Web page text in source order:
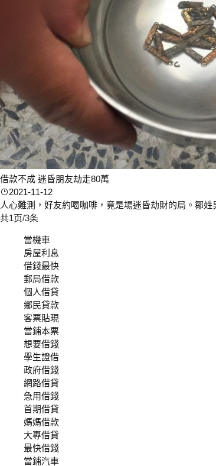
借款不成 迷昏朋友劫走80萬
2021-11-12
人心難測，好友約喝咖啡，竟是場迷昏劫財的局。鄒
共1页/3条
當機車
房屋利息
借錢最快
郵局借款
個人借貸
鄉民貸款
客票貼現
當鋪本票
想要借錢
學生證借
政府借錢
網路借貸
急用借錢
首期借貸
媽媽借款
大專借貸
最快借錢
當鋪汽車